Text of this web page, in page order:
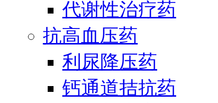
代谢性治疗药
抗高血压药
利尿降压药
钙通道拮抗药